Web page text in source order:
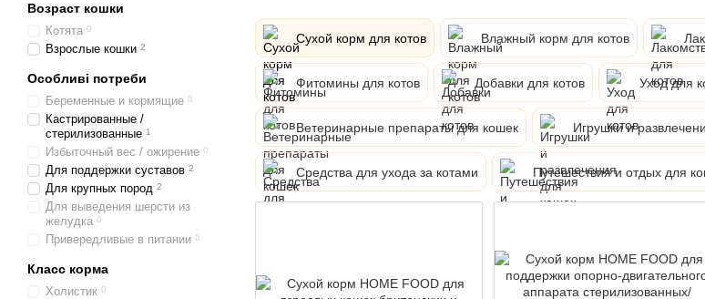
Сухой корм для котов Влажный корм для котов
Фитомины для котов Добавки для котов Уход для
Ветеринарные препараты для кошек Игрушки и
Средства для ухода за котами Путешествия и отдых для
Возраст кошки
Котята 0
Взрослые кошки 2
Особливі потреби
Беременные и кормящие 0
Кастрированные /
стерилизованные 1
Избыточный вес / ожирение 0
Для поддержки суставов 2
Для крупных пород 2
Для выведения шерсти из
желудка 0
Привередливые в питании 0
Класс корма
Холистик 0